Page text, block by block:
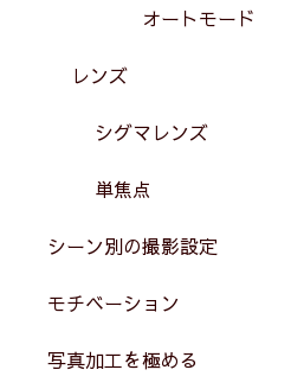
オートモード
レンズ
シグマレンズ
単焦点
シーン別の撮影設定
モチベーション
写真加工を極める